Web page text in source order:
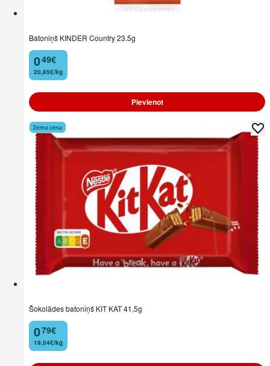
Batoniņš KINDER Country 23.5g
0
. 49€
20,85€/kg
Pievienot
Šokolādes batoniņš KIT KAT 41,5g
0
. 79€
19,04€/kg